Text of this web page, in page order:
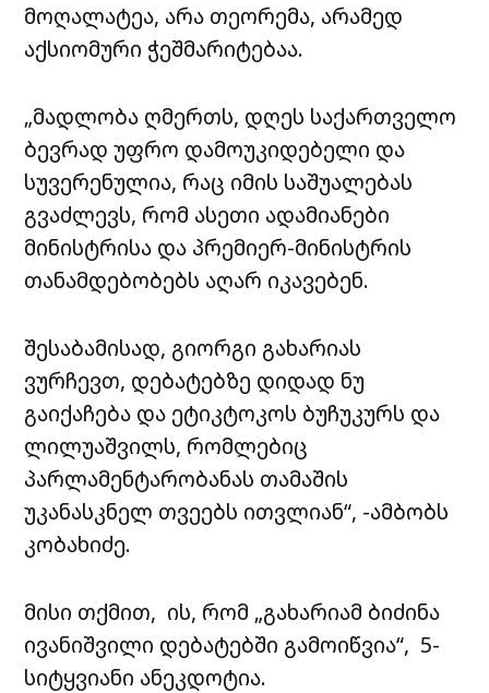
მოღალატეა, არა თეორემა, არამედ
აქსიომური ჭეშმარიტებაა.
„მადლობა ღმერთს, დღეს საქართველო
ბევრად უფრო დამოუკიდებელი და
სუვერენულია, რაც იმის საშუალებას
გვაძლევს, რომ ასეთი ადამიანები
მინისტრისა და პრემიერ-მინისტრის
თანამდებობებს აღარ იკავებენ.
შესაბამისად, გიორგი გახარიას
ვურჩევთ, დებატებზე დიდად ნუ
გაიქაჩება და ეტიკტოკოს ბუჩუკურს და
ლილუაშვილს, რომლებიც
პარლამენტარობანას თამაშის
უკანასკნელ თვეებს ითვლიან“, -ამბობს
კობახიძე.
მისი თქმით, ის, რომ „გახარიამ ბიძინა
ივანიშვილი დებატებში გამოიწვია“, 5-
სიტყვიანი ანეკდოტია.